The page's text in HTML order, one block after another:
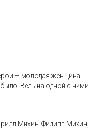
— молодая женщина
Ведь на одной с ними
Михин, Филипп Михин,